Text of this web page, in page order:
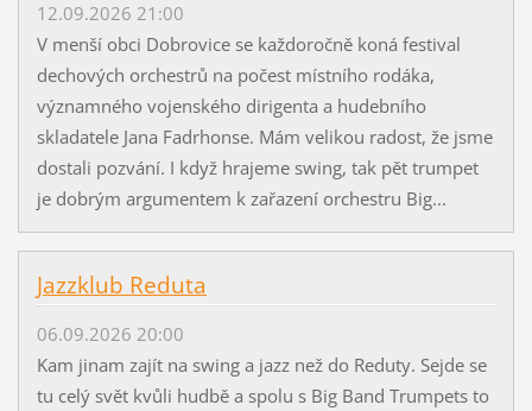
12.09.2026 21:00
V menší obci Dobrovice se každoročně koná festival
dechových orchestrů na počest místního rodáka,
významného vojenského dirigenta a hudebního
skladatele Jana Fadrhonse. Mám velikou radost, že jsme
dostali pozvání. I když hrajeme swing, tak pět trumpet
je dobrým argumentem k zařazení orchestru Big...
Jazzklub Reduta
06.09.2026 20:00
Kam jinam zajít na swing a jazz než do Reduty. Sejde se
tu celý svět kvůli hudbě a spolu s Big Band Trumpets to